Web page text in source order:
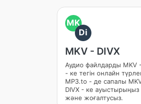
MK
Di
MKV - DIVX
Аудио файлдарды MKV
- ке тегін онлайн
MP3.to - де сапалы
DIVX - ке ауыстырыңыз
және жоғалтусыз.